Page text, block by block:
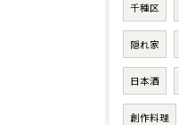
千種区
隠れ家
日本酒
創作料理